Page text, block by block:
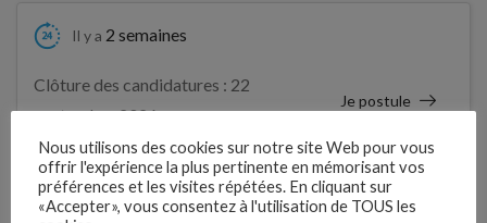
Il y a 2 semaines
Clôture des candidatures : 22
septembre 2026
Je postule
Détails de l’offre
Nous utilisons des cookies sur notre site Web pour vous
offrir l'expérience la plus pertinente en mémorisant vos
préférences et les visites répétées. En cliquant sur
«Accepter», vous consentez à l'utilisation de TOUS les